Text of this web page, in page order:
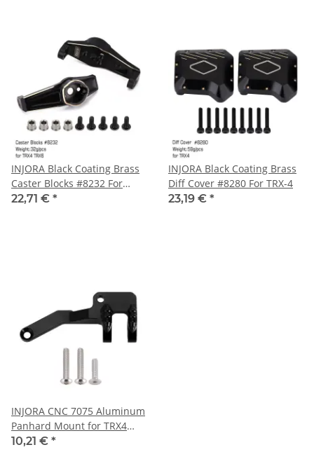
INJORA Black Coating Brass
Caster Blocks #8232 For
TRX-4 TRX-6
22,71 € *
INJORA Black Coating Brass
Diff Cover #8280 For TRX-4
23,19 € *
INJORA CNC 7075 Aluminum
Panhard Mount for TRX4
TRX6
10,21 € *